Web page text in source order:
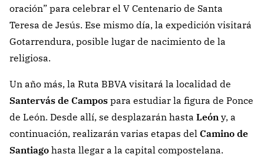
oración” para celebrar el V Centenario de Santa
Teresa de Jesús. Ese mismo día, la expedición visitará
Gotarrendura, posible lugar de nacimiento de la
religiosa.
Un año más, la Ruta BBVA visitará la localidad de
Santervás de Campos para estudiar la figura de Ponce
de León. Desde allí, se desplazarán hasta León y, a
continuación, realizarán varias etapas del Camino de
Santiago hasta llegar a la capital compostelana.